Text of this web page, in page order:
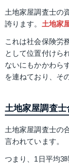
土地家屋調査士の
誇ります。 土地家
これは社会保険労
として位置付けら
ないにもかかわら
を連ねており、そ
土地家屋調査
土地家屋調査士の
言われています。
つまり、1日平均3